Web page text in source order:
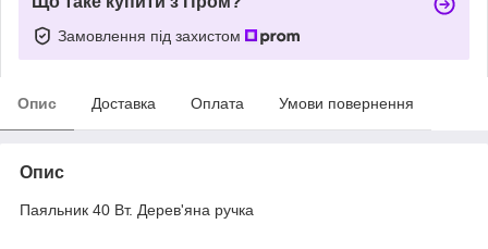
Замовлення під захистом
Опис Доставка Оплата Умови повернення
Опис
Паяльник 40 Вт. Дерев'яна ручка